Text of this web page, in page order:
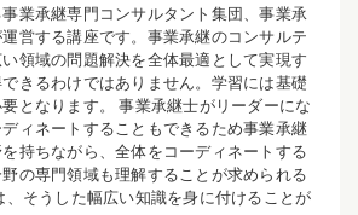
業承継専門コンサルタント集団、事業承
営する講座です。事業承継のコンサルテ
領域の問題解決を全体最適として実現す
きるわけではありません。学習には基礎
となります。 事業承継士がリーダーにな
ィネートすることもできるため事業承継
持ちながら、全体をコーディネートする
の専門領域も理解することが求められる
、そうした幅広い知識を身に付けることが